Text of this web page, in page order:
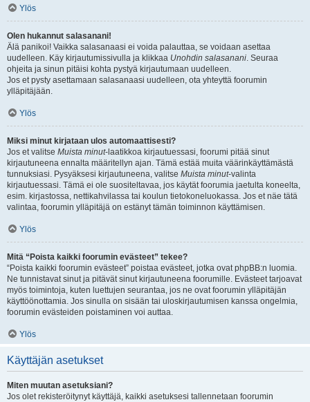
Ylös
Olen hukannut salasanani!
Älä panikoi! Vaikka salasanaasi ei voida palauttaa, se voidaan asettaa
uudelleen. Käy kirjautumissivulla ja klikkaa Unohdin salasanani. Seuraa
ohjeita ja sinun pitäisi kohta pystyä kirjautumaan uudelleen.
Jos et pysty asettamaan salasanaasi uudelleen, ota yhteyttä foorumin
ylläpitäjään.
Ylös
Miksi minut kirjataan ulos automaattisesti?
Jos et valitse Muista minut-laatikkoa kirjautuessasi, foorumi pitää sinut
kirjautuneena ennalta määritellyn ajan. Tämä estää muita väärinkäyttämästä
tunnuksiasi. Pysyäksesi kirjautuneena, valitse Muista minut-valinta
kirjautuessasi. Tämä ei ole suositeltavaa, jos käytät foorumia jaetulta koneelta,
esim. kirjastossa, nettikahvilassa tai koulun tietokoneluokassa. Jos et näe tätä
valintaa, foorumin ylläpitäjä on estänyt tämän toiminnon käyttämisen.
Ylös
Mitä “Poista kaikki foorumin evästeet” tekee?
“Poista kaikki foorumin evästeet” poistaa evästeet, jotka ovat phpBB:n luomia.
Ne tunnistavat sinut ja pitävät sinut kirjautuneena foorumille. Evästeet tarjoavat
myös toimintoja, kuten luettujen seurantaa, jos ne ovat foorumin ylläpitäjän
käyttöönottamia. Jos sinulla on sisään tai uloskirjautumisen kanssa ongelmia,
foorumin evästeiden poistaminen voi auttaa.
Ylös
Käyttäjän asetukset
Miten muutan asetuksiani?
Jos olet rekisteröitynyt käyttäjä, kaikki asetuksesi tallennetaan foorumin